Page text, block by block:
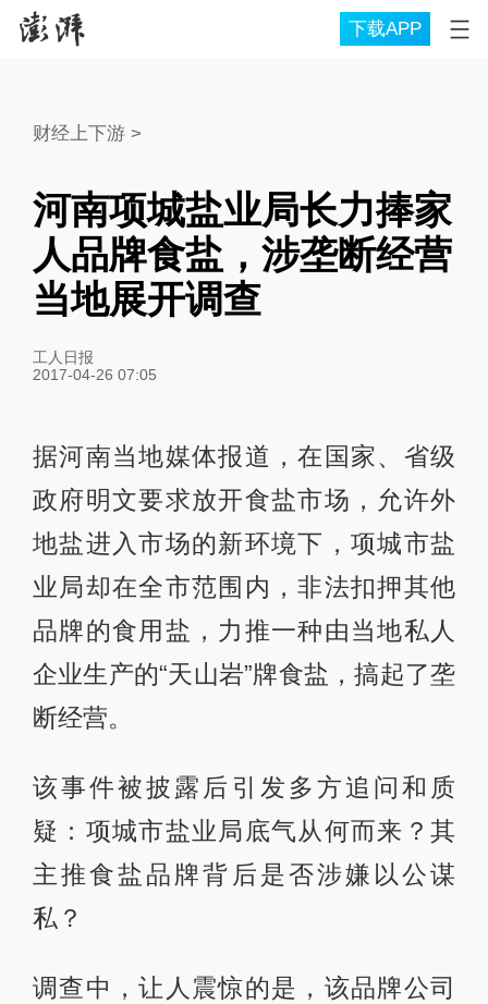
下载APP
财经上下游 >
河南项城盐业局长力捧家
人品牌食盐，涉垄断经营
当地展开调查
工人日报
2017-04-26 07:05
据河南当地媒体报道，在国家、省级
政府明文要求放开食盐市场，允许外
地盐进入市场的新环境下，项城市盐
业局却在全市范围内，非法扣押其他
品牌的食用盐，力推一种由当地私人
企业生产的“天山岩”牌食盐，搞起了垄
断经营。
该事件被披露后引发多方追问和质
疑：项城市盐业局底气从何而来？其
主推食盐品牌背后是否涉嫌以公谋
私？
调查中，让人震惊的是，该品牌公司